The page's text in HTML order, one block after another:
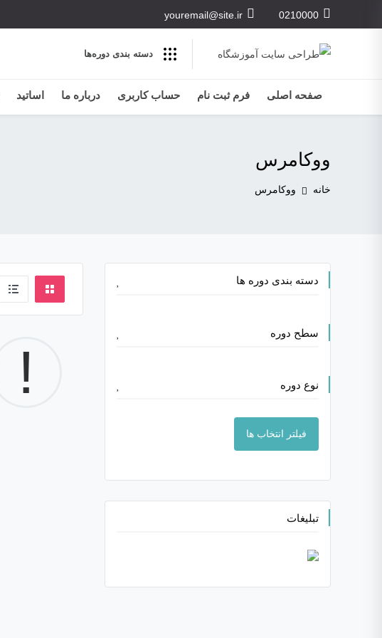
0210000
youremail@site.ir
دسته بندی‌ دوره‌ها
صفحه اصلی فرم ثبت نام حساب کاربری درباره ما اساتید
ووکامرس
خانه ووکامرس
!
دسته بندی دوره ها
سطح دوره
نوع دوره
فیلتر انتخاب ها
تبلیغات